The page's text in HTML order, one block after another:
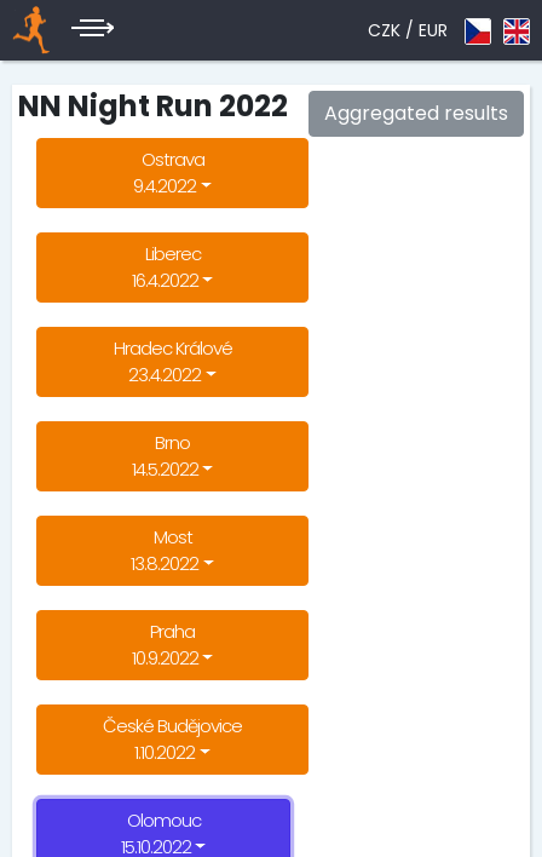
CZK / EUR
Aggregated results
NN Night Run 2022
Ostrava
9.4.2022
Liberec
16.4.2022
Hradec Králové
23.4.2022
Brno
14.5.2022
Most
13.8.2022
Praha
10.9.2022
České Budějovice
1.10.2022
Olomouc
15.10.2022